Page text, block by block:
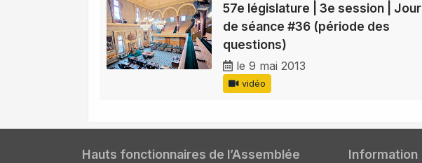
57e législature | 3e session | Jour
de séance #36 (période des
questions)
le 9 mai 2013
vidéo
Hauts fonctionnaires de l’Assemblée Information